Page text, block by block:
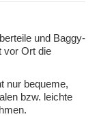
und Baggy-
vor Ort die
nur bequeme,
bzw. leichte